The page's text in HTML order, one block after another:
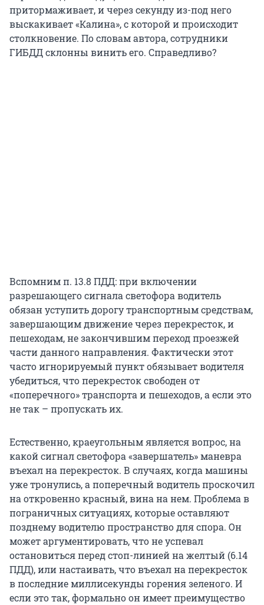
притормаживает, и через секунду из-под него
выскакивает «Калина», с которой и происходит
столкновение. По словам автора, сотрудники
ГИБДД склонны винить его. Справедливо?
Вспомним п. 13.8 ПДД: при включении
разрешающего сигнала светофора водитель
обязан уступить дорогу транспортным средствам,
завершающим движение через перекресток, и
пешеходам, не закончившим переход проезжей
части данного направления. Фактически этот
часто игнорируемый пункт обязывает водителя
убедиться, что перекресток свободен от
«поперечного» транспорта и пешеходов, а если это
не так – пропускать их.
Естественно, краеугольным является вопрос, на
какой сигнал светофора «завершатель» маневра
въехал на перекресток. В случаях, когда машины
уже тронулись, а поперечный водитель проскочил
на откровенно красный, вина на нем. Проблема в
пограничных ситуациях, которые оставляют
позднему водителю пространство для спора. Он
может аргументировать, что не успевал
остановиться перед стоп-линией на желтый (6.14
ПДД), или настаивать, что въехал на перекресток
в последние миллисекунды горения зеленого. И
если это так, формально он имеет преимущество